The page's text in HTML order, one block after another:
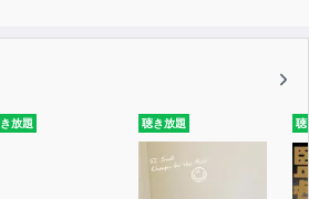
放題 聴き放題 聴